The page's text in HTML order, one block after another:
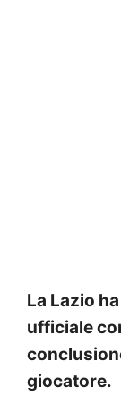
La Lazio
ufficiale
giocatore.